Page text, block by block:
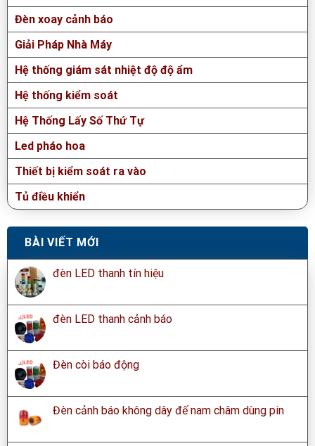
Đèn xoay cảnh báo
Giải Pháp Nhà Máy
Hệ thống giám sát nhiệt độ độ ẩm
Hệ thống kiểm soát
Hệ Thống Lấy Số Thứ Tự
Led pháo hoa
Thiết bị kiểm soát ra vào
Tủ điều khiển
BÀI VIẾT MỚI
đèn LED thanh tín hiệu
đèn LED thanh cảnh báo
Đèn còi báo động
Đèn cảnh báo không dây đế nam châm dùng pin